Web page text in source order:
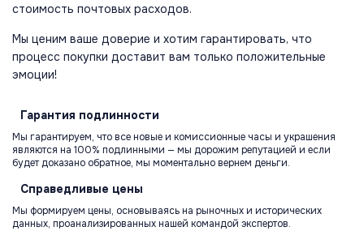
стоимость почтовых расходов.
Мы ценим ваше доверие и хотим гарантировать, что
процесс покупки доставит вам только положительные
эмоции!
Гарантия подлинности
Мы гарантируем, что все новые и комиссионные часы и украшения
являются на 100% подлинными — мы дорожим репутацией и если
будет доказано обратное, мы моментально вернем деньги.
Справедливые цены
Мы формируем цены, основываясь на рыночных и исторических
данных, проанализированных нашей командой экспертов.